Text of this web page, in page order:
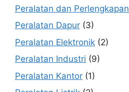
Peralatan dan Perlengkapan
Peralatan Dapur (3)
Peralatan Elektronik (2)
Peralatan Industri (9)
Peralatan Kantor (1)